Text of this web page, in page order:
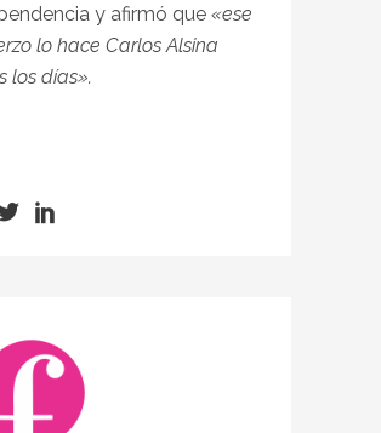
y afirmó que «ese
lo hace Carlos Alsina
los días».